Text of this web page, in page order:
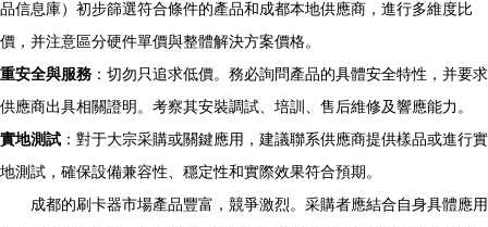
品信息庫）初步篩選符合條件的產品和成都本地供應商，進行多維度比
價，并注意區分硬件單價與整體解決方案價格。
重安全與服務 ：切勿只追求低價。務必詢問產品的具體安全特性，并要求
供應商出具相關證明。考察其安裝調試、培訓、售后維修及響應能力。
實地測試 ：對于大宗采購或關鍵應用，建議聯系供應商提供樣品或進行實
地測試，確保設備兼容性、穩定性和實際效果符合預期。
成都的刷卡器市場產品豐富，競爭激烈。采購者應結合自身具體應用